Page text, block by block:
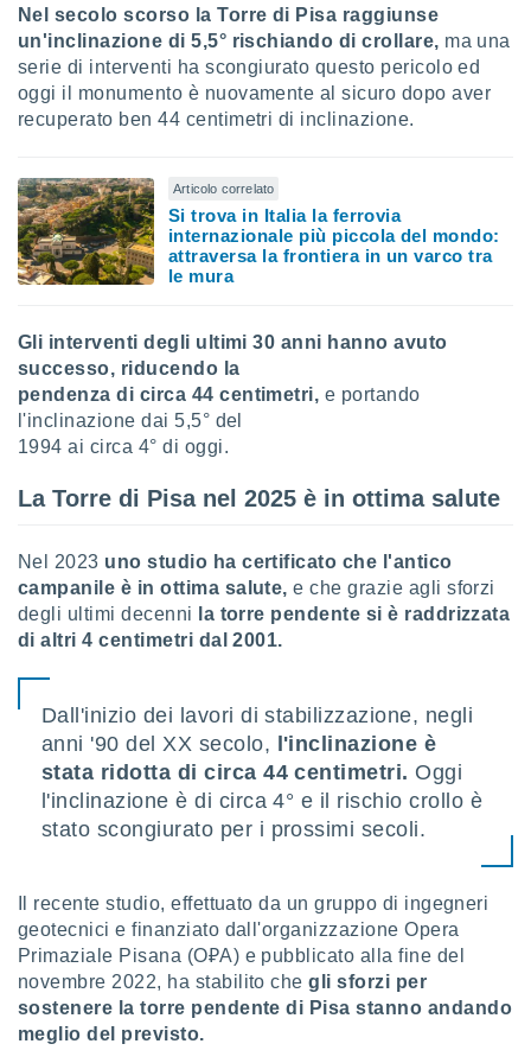
profili
per
profili
dei
il
e
per la
dei
delle
dei
Nel secolo scorso la Torre di Pisa raggiunse
un'inclinazione di 5,5° rischiando di crollare, ma una
serie di interventi ha scongiurato questo pericolo ed
oggi il monumento è nuovamente al sicuro dopo aver
recuperato ben 44 centimetri di inclinazione.
Articolo correlato
Si trova in Italia la ferrovia
internazionale più piccola del mondo:
attraversa la frontiera in un varco tra
le mura
Gli interventi degli ultimi 30 anni hanno avuto
successo, riducendo la
pendenza di circa 44 centimetri, e portando
l'inclinazione dai 5,5° del
1994 ai circa 4° di oggi.
La Torre di Pisa nel 2025 è in ottima salute
Nel 2023 uno studio ha certificato che l'antico
campanile è in ottima salute,e che grazie agli sforzi
degli ultimi decenni la torre pendente si è raddrizzata
di altri 4 centimetri dal 2001.
Dall'inizio dei lavori di stabilizzazione, negli
anni '90 del XX secolo,
l'inclinazione è
stata ridotta di circa 44 centimetri. Oggi
l'inclinazione è di circa 4° e il rischio crollo è
stato scongiurato per i prossimi secoli.
Il recente studio, effettuato da un gruppo di ingegneri
geotecnici e finanziato dall'organizzazione Opera
Primaziale Pisana (O₽A) e pubblicato alla fine del
novembre 2022, ha stabilito chegli sforzi per
sostenere la torre pendente di Pisa stanno andando
meglio del previsto.